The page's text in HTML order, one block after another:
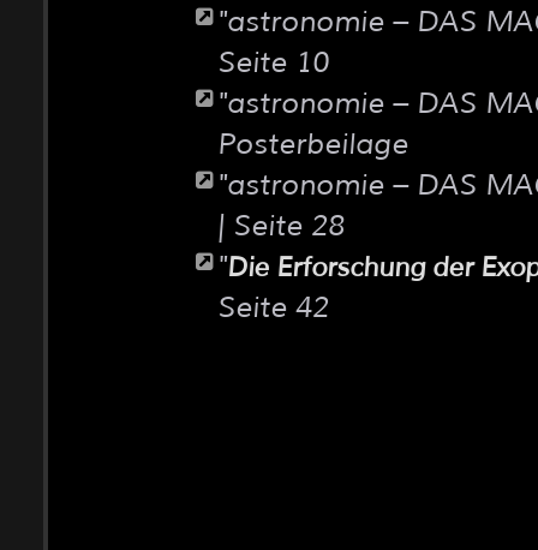
"astronomie – DAS
Seite 10
"astronomie – DAS
Posterbeilage
"astronomie – DAS
| Seite 28
"Die Erforschung der
Seite 42